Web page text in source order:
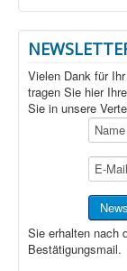
Vielen Dank für
tragen Sie hier
Sie in unsere
Sie erhalten nach
Bestätigungsmail.